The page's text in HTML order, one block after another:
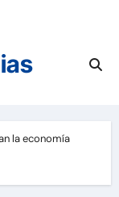
la economía